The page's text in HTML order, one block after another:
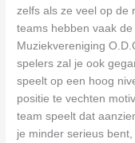
zelfs als ze veel op de
teams hebben vaak
Muziekvereniging
spelers zal je ook
speelt op een hoog
positie te vechten
team speelt dat
je minder serieus